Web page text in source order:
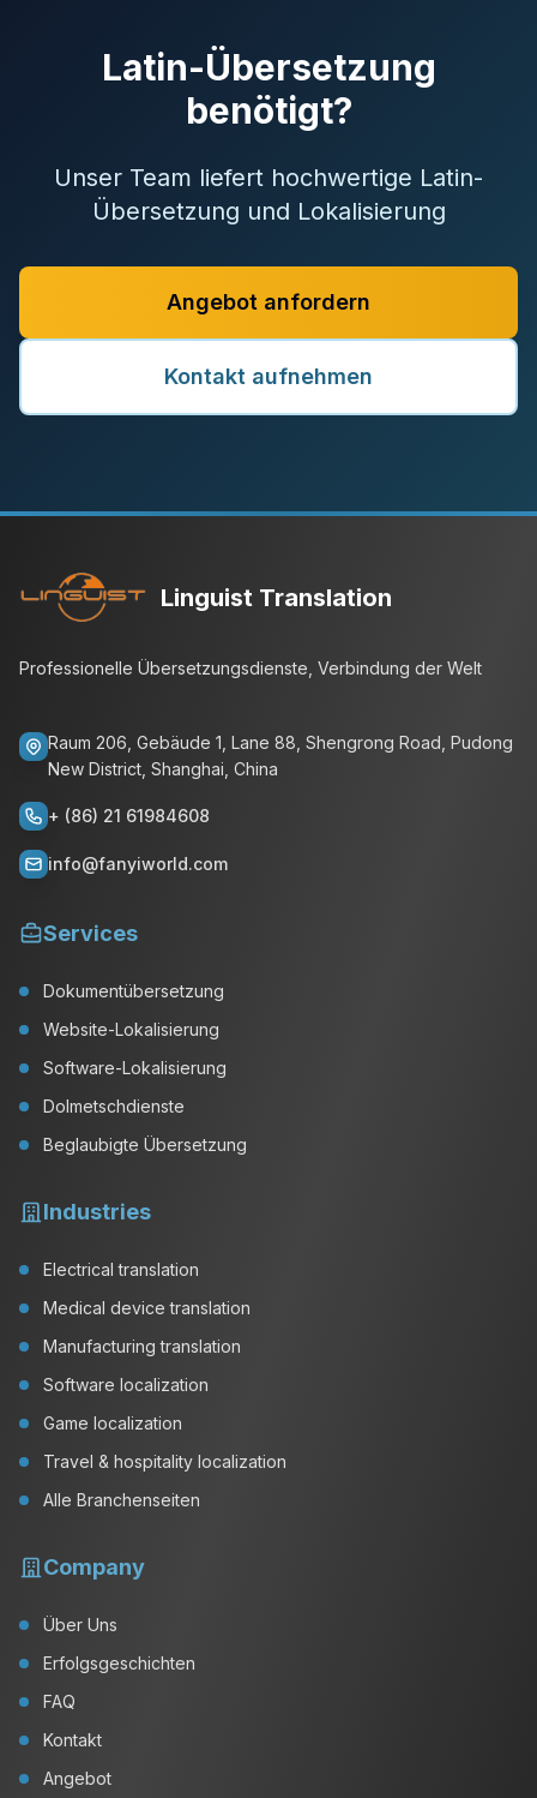
Latin-Übersetzung
benötigt?
Unser Team liefert hochwertige Latin-
Übersetzung und Lokalisierung
Angebot anfordern
Kontakt aufnehmen
Linguist Translation
Professionelle Übersetzungsdienste, Verbindung der Welt
Raum 206, Gebäude 1, Lane 88, Shengrong Road, Pudong
New District, Shanghai, China
+ (86) 21 61984608
info@fanyiworld.com
Services
Dokumentübersetzung
Website-Lokalisierung
Software-Lokalisierung
Dolmetschdienste
Beglaubigte Übersetzung
Industries
Electrical translation
Medical device translation
Manufacturing translation
Software localization
Game localization
Travel & hospitality localization
Alle Branchenseiten
Company
Über Uns
Erfolgsgeschichten
FAQ
Kontakt
Angebot